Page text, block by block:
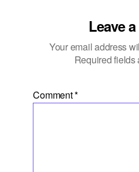
Leave
Your email address
Required fields
Comment*